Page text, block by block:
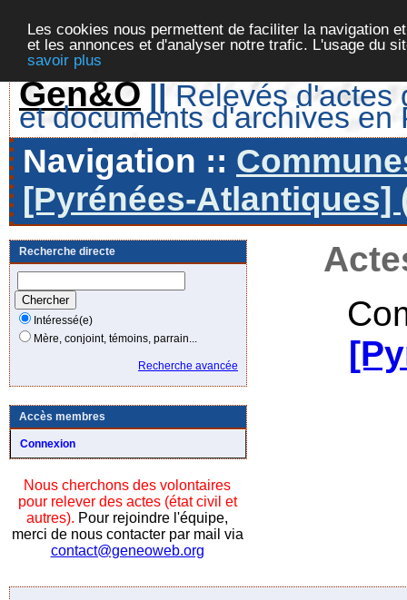
Les cookies nous permettent de faciliter la navigation
et les annonces et d'analyser notre trafic. L'usage du
savoir plus
Gen&O || Relevés d'actes
et documents d'archives en
Navigation ::
[Pyrénées-Atlantiques]
Recherche directe
Intéressé(e)
Mère, conjoint, témoins, parrain...
Recherche avancée
Accès membres
Connexion
Nous cherchons des volontaires
pour relever des actes (état civil et
autres). Pour rejoindre l'équipe,
merci de nous contacter par mail via
contact@geneoweb.org